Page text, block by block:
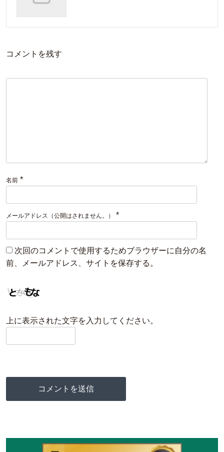
コメントを残す
名前 *
メールアドレス（公開はされません。） *
次回のコメントで使用するためブラウザーに自分の名
前、メールアドレス、サイトを保存する。
上に表示された文字を入力してください。